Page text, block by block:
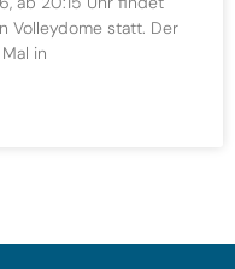
Volleydome statt. Der
in